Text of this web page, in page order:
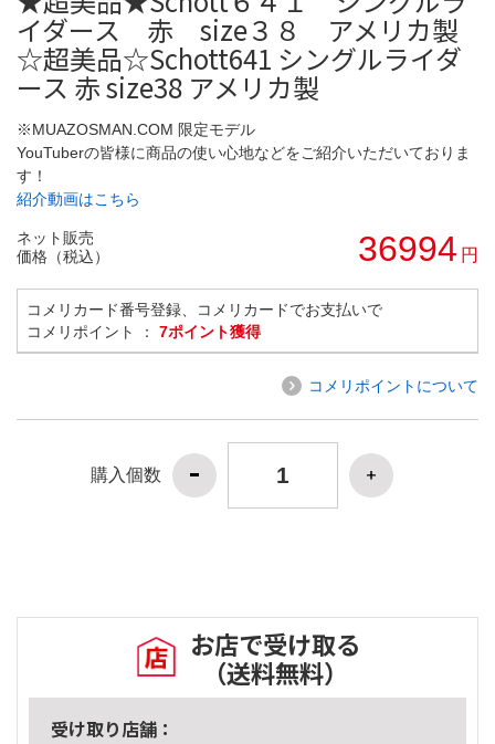
イダース 赤 size３８ アメリカ製
☆超美品☆Schott641 シングルライダ
ース 赤 size38 アメリカ製
※MUAZOSMAN.COM 限定モデル
YouTuberの皆様に商品の使い心地などをご紹介いただいておりま
す！
紹介動画はこちら
ネット販売
価格（税込）
36994 円
コメリカード番号登録、コメリカードでお支払いで
コメリポイント ： 7ポイント獲得
コメリポイントについて
購入個数
お店で受け取る
（送料無料）
受け取り店舗：